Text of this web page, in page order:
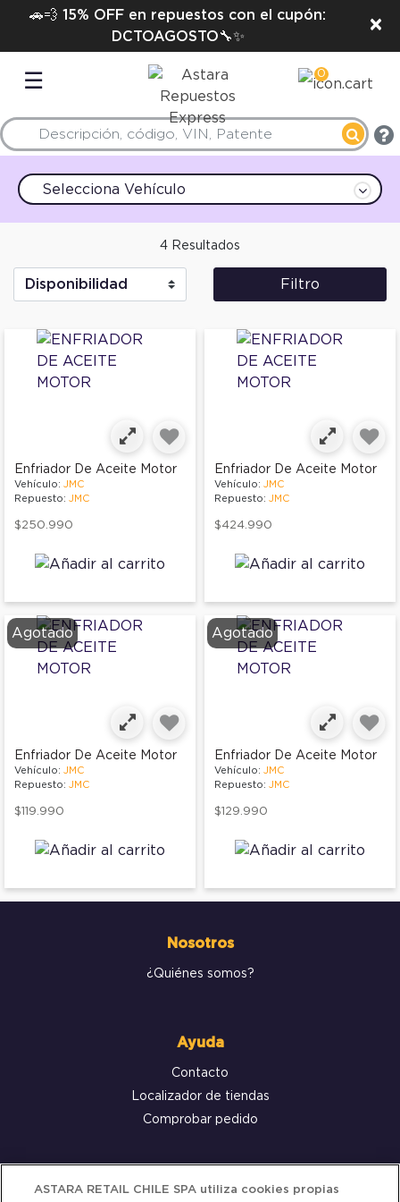
🚗💨 15% OFF en repuestos con el cupón:
DCTOAGOSTO🔧✨
×
☰ 0
Selecciona Vehículo
4 Resultados
Filtro
Enfriador De Aceite Motor
Vehículo: JMC
Repuesto: JMC
$250.990
Enfriador De Aceite Motor
Vehículo: JMC
Repuesto: JMC
$424.990
Agotado
Enfriador De Aceite Motor
Vehículo: JMC
Repuesto: JMC
$119.990
Agotado
Enfriador De Aceite Motor
Vehículo: JMC
Repuesto: JMC
$129.990
Nosotros
¿Quiénes somos?
Ayuda
Contacto
Localizador de tiendas
Comprobar pedido
Servicio al cliente
ASTARA RETAIL CHILE SPA utiliza cookies propias